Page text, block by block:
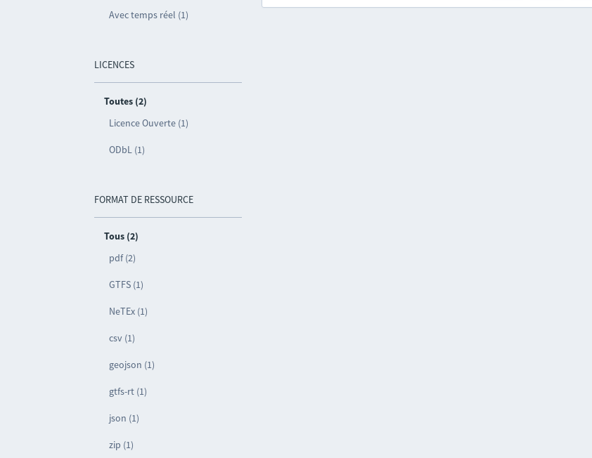
Avec temps réel (1)
LICENCES
Toutes (2)
Licence Ouverte (1)
ODbL (1)
FORMAT DE RESSOURCE
Tous (2)
pdf (2)
GTFS (1)
NeTEx (1)
csv (1)
geojson (1)
gtfs-rt (1)
json (1)
zip (1)